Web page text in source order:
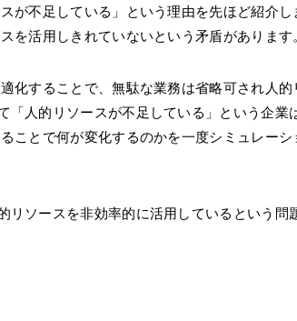
が不足している」という理由を先ほど紹介し
を活用しきれていないという矛盾があります
化することで、無駄な業務は省略可され人的
「人的リソースが不足している」という企業
ことで何が変化するのかを一度シミュレーシ
リソースを非効率的に活用しているという問